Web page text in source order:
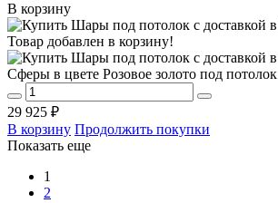
В корзину
Товар добавлен в корзину!
Сферы в цвете Розовое золото под потолок
29 925 ₽
В корзину Продолжить покупки
Показать еще
1
2